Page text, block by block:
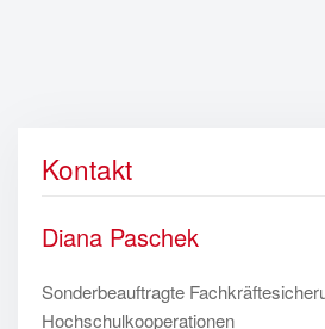
Kontakt
Diana Paschek
Sonderbeauftragte
Hochschulkooperationen